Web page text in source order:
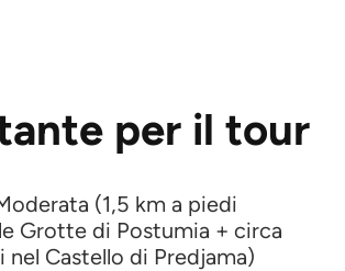
per il tour
(1,5 km a piedi
Grotte di Postumia + circa
Castello di Predjama)